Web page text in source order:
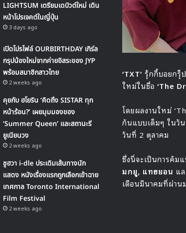
‘TXT’ รุ้กกี้บอยกรุ็
ใหม่ในชื่อ ‘The
โดยผลงานใหม่
กันแบบเต็มๆ ในวั
วันที่ 2 ตุลาคม
ซึ่งนี่จะเป็นการคัม
มกยู, แทฮยอน แ
เดือนมีนาคมที่ผ่าน
LIGHTSUM เตรียมเดบิวต์ใหม่ เดิน
หน้าโปรเจคต์ในญี่ปุ่น
3 days ago
เปิดโปรไฟล์ OURBIRTHDAY เกิร์ล
กรุปน้องใหม่จากค่ายอิสระของ JYP
พร้อมสมาชิกสาวไทย
2 weeks ago
คุยกับ ฮโยริน ‘คิดถึง SISTAR ทุก
หน้าร้อน?’ เผยมุมมองของ
‘Summer Queen’ และสถานะรี
ยูเนียนวง
2 weeks ago
ชูฮวา i-dle ประเดิมเส้นทางนัก
แสดง หนังเรื่องแรกถูกเลือกเข้าฉาย
เทศกาล Toronto International
Film Festival
2 weeks ago